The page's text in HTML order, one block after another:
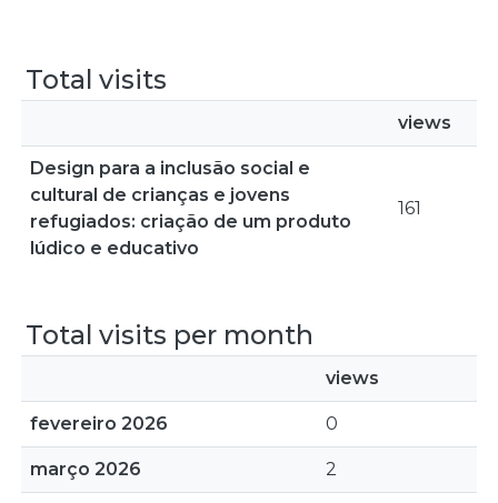
Total visits
views
Design para a inclusão social e
cultural de crianças e jovens
refugiados: criação de um produto
lúdico e educativo
161
Total visits per month
views
fevereiro 2026 0
março 2026 2